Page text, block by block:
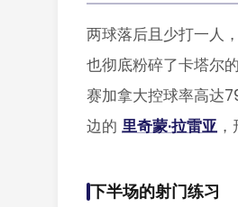
两球落后且少打一人
也彻底粉碎了卡塔尔
赛加拿大控球率高达
边的 里奇蒙·拉雷亚
下半场的射门练习